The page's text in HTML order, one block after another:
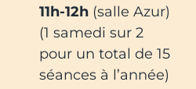
11h-12h (salle Azur)
(1 samedi sur 2
pour un total de 15
séances à l’année)